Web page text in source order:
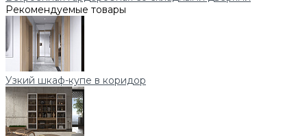
Рекомендуемые товары
Узкий шкаф-купе в коридор